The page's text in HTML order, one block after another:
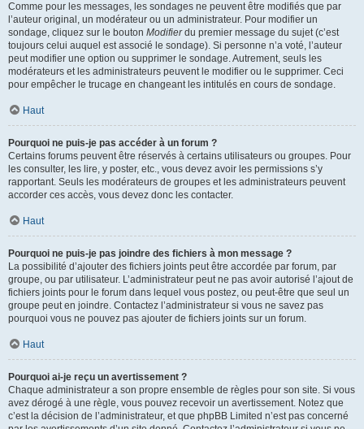
Comme pour les messages, les sondages ne peuvent être modifiés que par
l’auteur original, un modérateur ou un administrateur. Pour modifier un
sondage, cliquez sur le bouton Modifierdu premier message du sujet (c’est
toujours celui auquel est associé le sondage). Si personne n’a voté, l’auteur
peut modifier une option ou supprimer le sondage. Autrement, seuls les
modérateurs et les administrateurs peuvent le modifier ou le supprimer. Ceci
pour empêcher le trucage en changeant les intitulés en cours de sondage.
Haut
Pourquoi ne puis-je pas accéder à un forum ?
Certains forums peuvent être réservés à certains utilisateurs ou groupes. Pour
les consulter, les lire, y poster, etc., vous devez avoir les permissions s’y
rapportant. Seuls les modérateurs de groupes et les administrateurs peuvent
accorder ces accès, vous devez donc les contacter.
Haut
Pourquoi ne puis-je pas joindre des fichiers à mon message ?
La possibilité d’ajouter des fichiers joints peut être accordée par forum, par
groupe, ou par utilisateur. L’administrateur peut ne pas avoir autorisé l’ajout de
fichiers joints pour le forum dans lequel vous postez, ou peut-être que seul un
groupe peut en joindre. Contactez l’administrateur si vous ne savez pas
pourquoi vous ne pouvez pas ajouter de fichiers joints sur un forum.
Haut
Pourquoi ai-je reçu un avertissement ?
Chaque administrateur a son propre ensemble de règles pour son site. Si vous
avez dérogé à une règle, vous pouvez recevoir un avertissement. Notez que
c’est la décision de l’administrateur, et que phpBB Limited n’est pas concerné